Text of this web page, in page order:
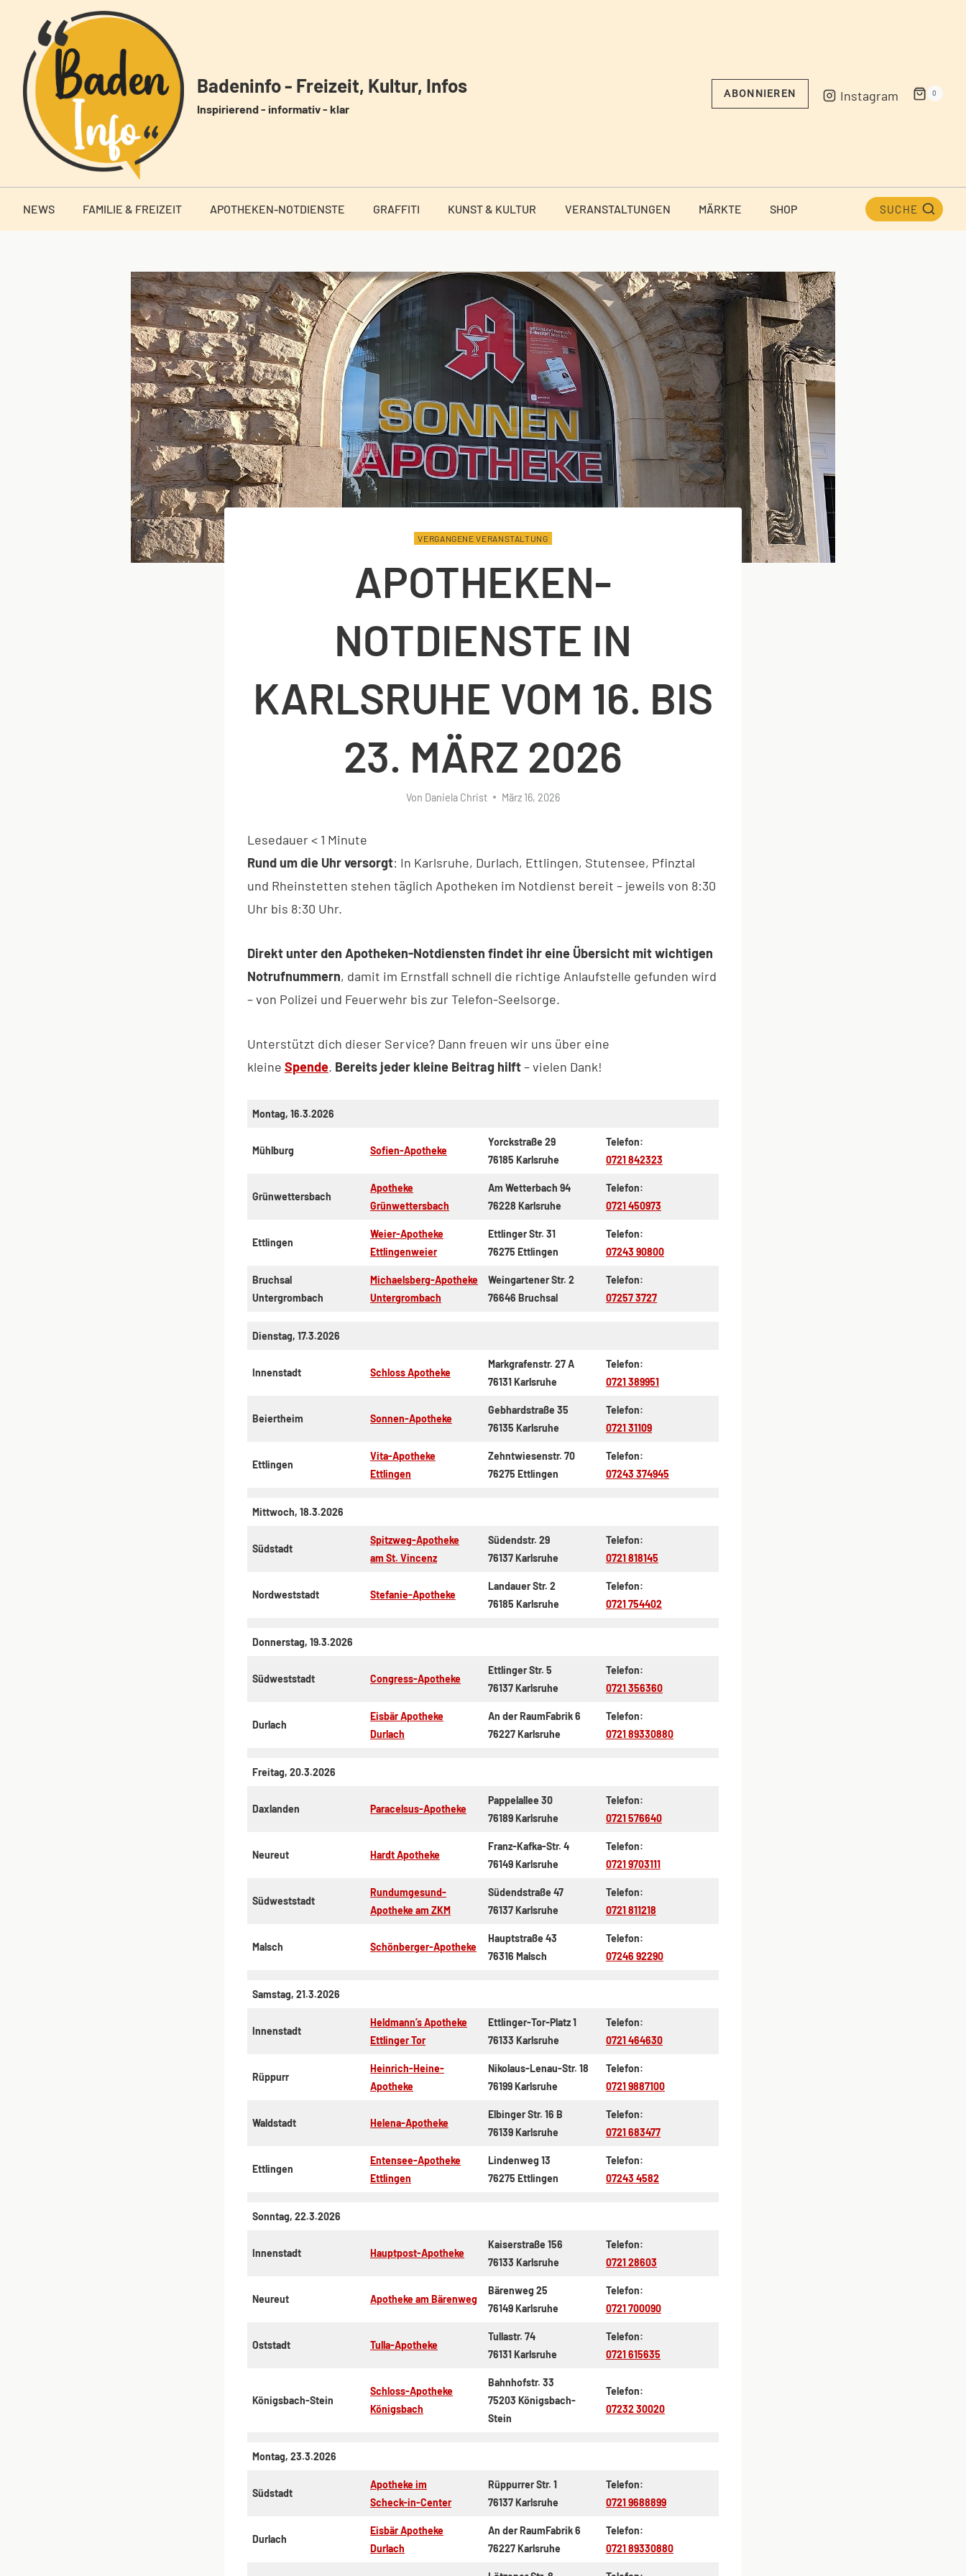
springen
Badeninfo - Freizeit, Kultur, Infos
Inspirierend - informativ - klar
ABONNIEREN Instagram 0
NEWS FAMILIE & FREIZEIT APOTHEKEN-NOTDIENSTE GRAFFITI KUNST & KULTUR VERANSTALTUNGEN MÄRKTE SHOP SUCHE
VERGANGENE VERANSTALTUNG
APOTHEKEN-
NOTDIENSTE IN
KARLSRUHE VOM 16. BIS
23. MÄRZ 2026
Von Daniela Christ März 16, 2026
Lesedauer< 1 Minute
Rund um die Uhr versorgt: In Karlsruhe, Durlach, Ettlingen, Stutensee, Pfinztal
und Rheinstetten stehen täglich Apotheken im Notdienst bereit – jeweils von 8:30
Uhr bis 8:30 Uhr.
Direkt unter den Apotheken-Notdiensten findet ihr eine Übersicht mit wichtigen
Notrufnummern, damit im Ernstfall schnell die richtige Anlaufstelle gefunden wird
– von Polizei und Feuerwehr bis zur Telefon-Seelsorge.
Unterstützt dich dieser Service? Dann freuen wir uns über eine
kleine Spende. Bereits jeder kleine Beitrag hilft– vielen Dank!
Montag, 16.3.2026
Mühlburg Sofien-Apotheke
Yorckstraße 29
76185 Karlsruhe
Telefon:
0721 842323
Grünwettersbach
Apotheke
Grünwettersbach
Am Wetterbach 94
76228 Karlsruhe
Telefon:
0721 450973
Ettlingen
Weier-Apotheke
Ettlingenweier
Ettlinger Str. 31
76275 Ettlingen
Telefon:
07243 90800
Bruchsal
Untergrombach
Michaelsberg-Apotheke
Untergrombach
Weingartener Str. 2
76646 Bruchsal
Telefon:
07257 3727
Dienstag, 17.3.2026
Innenstadt Schloss Apotheke
Markgrafenstr. 27 A
76131 Karlsruhe
Telefon:
0721 389951
Beiertheim Sonnen-Apotheke
Gebhardstraße 35
76135 Karlsruhe
Telefon:
0721 31109
Ettlingen
Vita-Apotheke
Ettlingen
Zehntwiesenstr. 70
76275 Ettlingen
Telefon:
07243 374945
Mittwoch, 18.3.2026
Südstadt
Spitzweg-Apotheke
am St. Vincenz
Südendstr. 29
76137 Karlsruhe
Telefon:
0721 818145
Nordweststadt Stefanie-Apotheke
Landauer Str. 2
76185 Karlsruhe
Telefon:
0721 754402
Donnerstag, 19.3.2026
Südweststadt Congress-Apotheke
Ettlinger Str. 5
76137 Karlsruhe
Telefon:
0721 356360
Durlach
Eisbär Apotheke
Durlach
An der RaumFabrik 6
76227 Karlsruhe
Telefon:
0721 89330880
Freitag, 20.3.2026
Daxlanden Paracelsus-Apotheke
Pappelallee 30
76189 Karlsruhe
Telefon:
0721 576640
Neureut Hardt Apotheke
Franz-Kafka-Str. 4
76149 Karlsruhe
Telefon:
0721 9703111
Südweststadt
Rundumgesund-
Apotheke am ZKM
Südendstraße 47
76137 Karlsruhe
Telefon:
0721 811218
Malsch Schönberger-Apotheke
Hauptstraße 43
76316 Malsch
Telefon:
07246 92290
Samstag, 21.3.2026
Innenstadt
Heldmann’s Apotheke
Ettlinger Tor
Ettlinger-Tor-Platz 1
76133 Karlsruhe
Telefon:
0721 464630
Rüppurr
Heinrich-Heine-
Apotheke
Nikolaus-Lenau-Str. 18
76199 Karlsruhe
Telefon:
0721 9887100
Waldstadt Helena-Apotheke
Elbinger Str. 16 B
76139 Karlsruhe
Telefon:
0721 683477
Ettlingen
Entensee-Apotheke
Ettlingen
Lindenweg 13
76275 Ettlingen
Telefon:
07243 4582
Sonntag, 22.3.2026
Innenstadt Hauptpost-Apotheke
Kaiserstraße 156
76133 Karlsruhe
Telefon:
0721 28603
Neureut Apotheke am Bärenweg
Bärenweg 25
76149 Karlsruhe
Telefon:
0721 700090
Oststadt Tulla-Apotheke
Tullastr. 74
76131 Karlsruhe
Telefon:
0721 615635
Königsbach-Stein
Schloss-Apotheke
Königsbach
Bahnhofstr. 33
75203 Königsbach-
Stein
Telefon:
07232 30020
Montag, 23.3.2026
Südstadt
Apotheke im
Scheck-in-Center
Rüppurrer Str. 1
76137 Karlsruhe
Telefon:
0721 9688899
Durlach
Eisbär Apotheke
Durlach
An der RaumFabrik 6
76227 Karlsruhe
Telefon:
0721 89330880